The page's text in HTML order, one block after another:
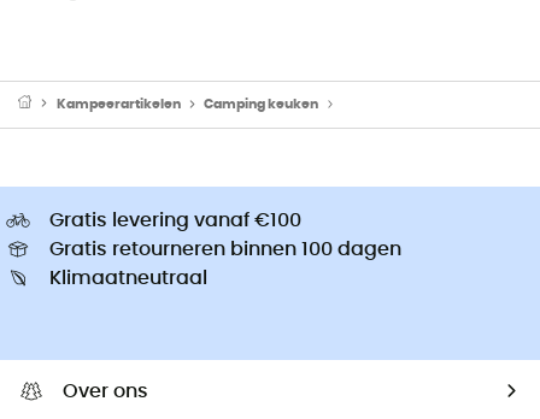
Kampeerartikelen Camping keuken
Gratis levering vanaf €100
Gratis retourneren binnen 100 dagen
Klimaatneutraal
Over ons